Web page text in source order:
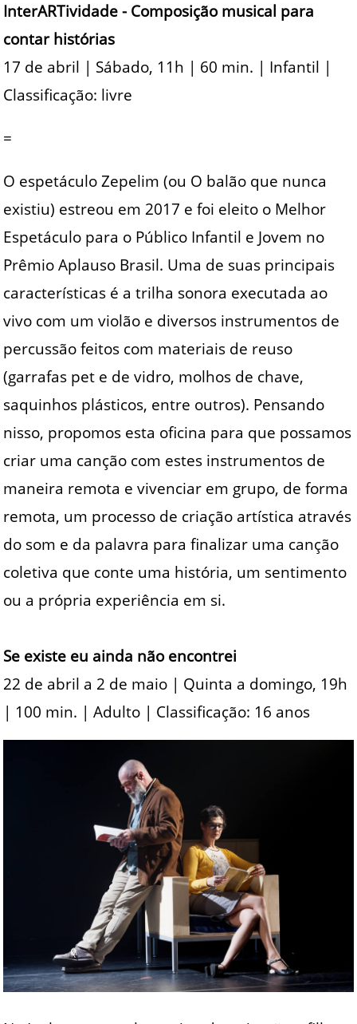
InterARTividade - Composição musical para
contar histórias
17 de abril | Sábado, 11h | 60 min. | Infantil |
Classificação: livre
=
O espetáculo Zepelim (ou O balão que nunca
existiu) estreou em 2017 e foi eleito o Melhor
Espetáculo para o Público Infantil e Jovem no
Prêmio Aplauso Brasil. Uma de suas principais
características é a trilha sonora executada ao
vivo com um violão e diversos instrumentos de
percussão feitos com materiais de reuso
(garrafas pet e de vidro, molhos de chave,
saquinhos plásticos, entre outros). Pensando
nisso, propomos esta oficina para que possamos
criar uma canção com estes instrumentos de
maneira remota e vivenciar em grupo, de forma
remota, um processo de criação artística através
do som e da palavra para finalizar uma canção
coletiva que conte uma história, um sentimento
ou a própria experiência em si.
Se existe eu ainda não encontrei
22 de abril a 2 de maio | Quinta a domingo, 19h
| 100 min. | Adulto | Classificação: 16 anos